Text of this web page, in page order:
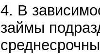
4. В
займы